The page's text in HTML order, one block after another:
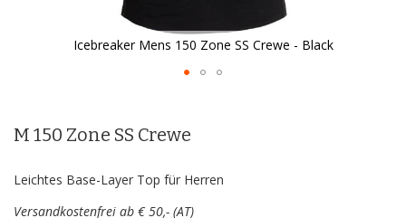
Icebreaker Mens 150 Zone SS Crewe - Black
der
M 150 Zone SS Crewe
Leichtes Base-Layer Top für Herren
Versandkostenfrei ab € 50,- (AT)